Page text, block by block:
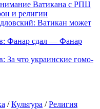
Ватикана с РПЦ
и религии
Ватикан может
Фанар сдал — Фанар
За что украинские гомо-
/Культура /Религия